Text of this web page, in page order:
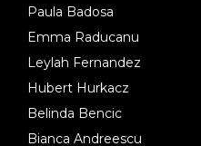
Paula Badosa
Emma Raducanu
Leylah Fernandez
Hubert Hurkacz
Belinda Bencic
Bianca Andreescu